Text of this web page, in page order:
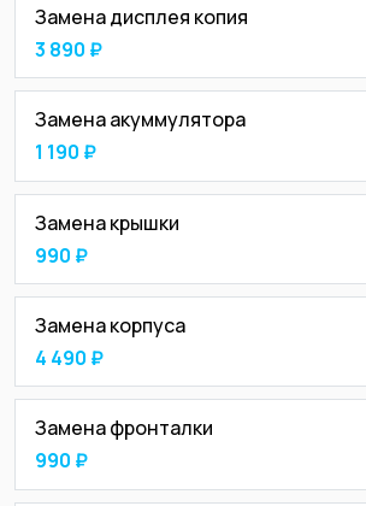
Замена дисплея копия
3 890 ₽
Замена акуммулятора
1 190 ₽
Замена крышки
990 ₽
Замена корпуса
4 490 ₽
Замена фронталки
990 ₽